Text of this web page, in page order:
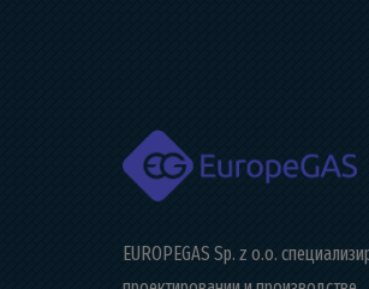
EUROPEGAS Sp. z o.o.